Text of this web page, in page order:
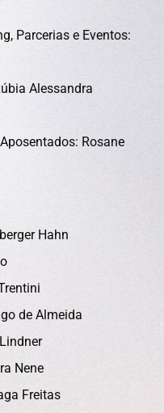
Parcerias e Eventos:
Alessandra
Rosane
Hahn
de Almeida
Nene
Freitas